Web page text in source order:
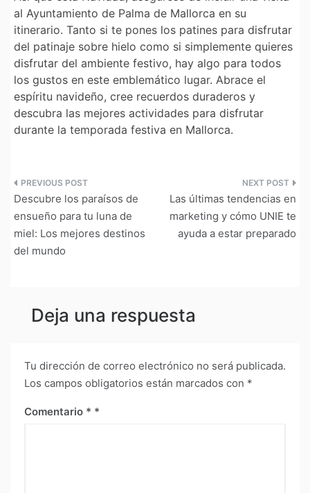
al Ayuntamiento de Palma de Mallorca en su
itinerario. Tanto si te pones los patines para disfrutar
del patinaje sobre hielo como si simplemente quieres
disfrutar del ambiente festivo, hay algo para todos
los gustos en este emblemático lugar. Abrace el
espíritu navideño, cree recuerdos duraderos y
descubra las mejores actividades para disfrutar
durante la temporada festiva en Mallorca.
Navegación
de
entradas
Descubre los paraísos de
ensueño para tu luna de
miel: Los mejores destinos
del mundo
Las últimas tendencias en
marketing y cómo UNIE te
ayuda a estar preparado
Deja una respuesta
Tu dirección de correo electrónico no será publicada.
Los campos obligatorios están marcados con *
Comentario *